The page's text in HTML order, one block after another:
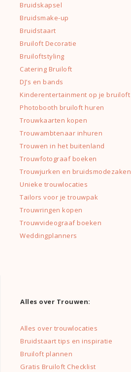
Bruidskapsel
Bruidsmake-up
Bruidstaart
Bruiloft Decoratie
Bruiloftstyling
Catering Bruiloft
DJ’s en bands
Kinderentertainment op je bruiloft
Photobooth bruiloft huren
Trouwkaarten kopen
Trouwambtenaar inhuren
Trouwen in het buitenland
Trouwfotograaf boeken
Trouwjurken en bruidsmodezaken
Unieke trouwlocaties
Tailors voor je trouwpak
Trouwringen kopen
Trouwvideograaf boeken
Weddingplanners
Alles over Trouwen:
Alles over trouwlocaties
Bruidstaart tips en inspiratie
Bruiloft plannen
Gratis Bruiloft Checklist